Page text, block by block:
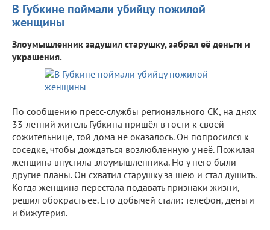
В Губкине поймали убийцу пожилой
женщины
Злоумышленник задушил старушку, забрал её деньги и
украшения.
По сообщению пресс-службы регионального СК, на днях
33-летний житель Губкина пришёл в гости к своей
сожительнице, той дома не оказалось. Он попросился к
соседке, чтобы дождаться возлюбленную у неё. Пожилая
женщина впустила злоумышленника. Но у него были
другие планы. Он схватил старушку за шею и стал душить.
Когда женщина перестала подавать признаки жизни,
решил обокрасть её. Его добычей стали: телефон, деньги
и бижутерия.